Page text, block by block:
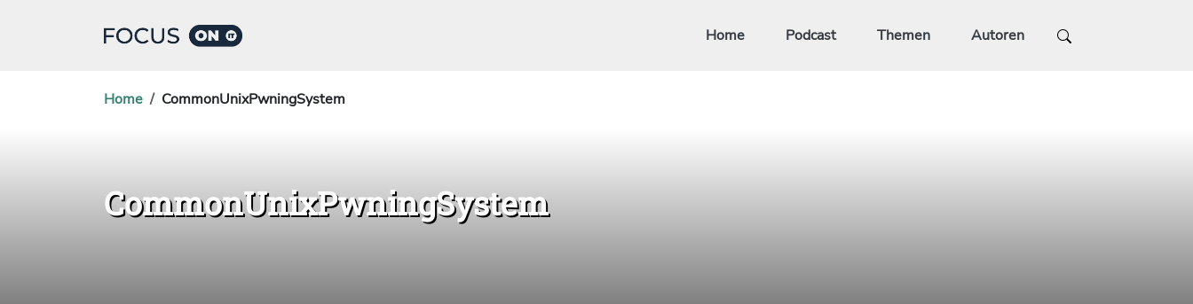
Home Podcast Themen Autoren
Home CommonUnixPwningSystem
CommonUnixPwningSystem